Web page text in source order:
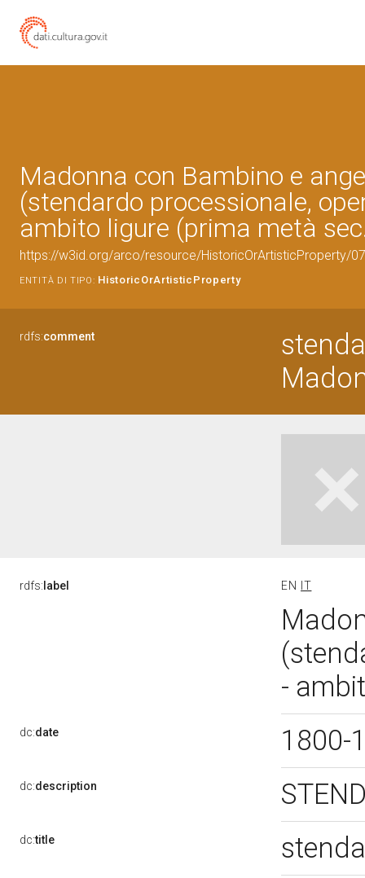
Madonna con Bambino e
(stendardo processionale,
ambito ligure (prima metà
https://w3id.org/arco/resource/HistoricOrArtisticProperty/
ENTITÀ DI TIPO: HistoricOrArtisticProperty
rdfs:comment
rdfs: label EN IT
-
dc:date 1800-
dc:description
dc:title